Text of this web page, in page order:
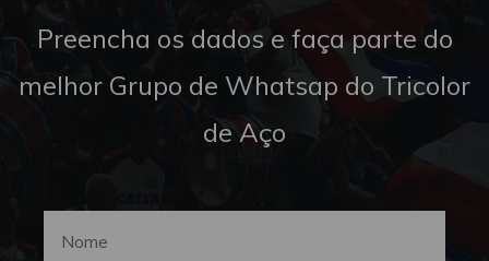
Preencha os dados e faça parte do
melhor Grupo de Whatsap do Tricolor
de Aço